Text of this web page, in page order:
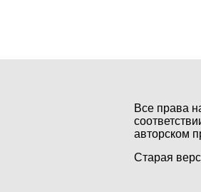
Все права
авторском
Старая